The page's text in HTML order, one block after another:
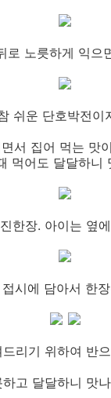
로 노릇하게 익으
쉬운 단호박전이
서 집어 먹는 맛
먹어도 달달하니
한장. 아이는 옆
시에 담아서 한
리기 위하여 반
하고 달달하니 맛